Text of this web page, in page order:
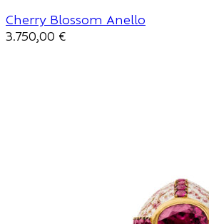
Cherry Blossom Anello
3.750,00 €